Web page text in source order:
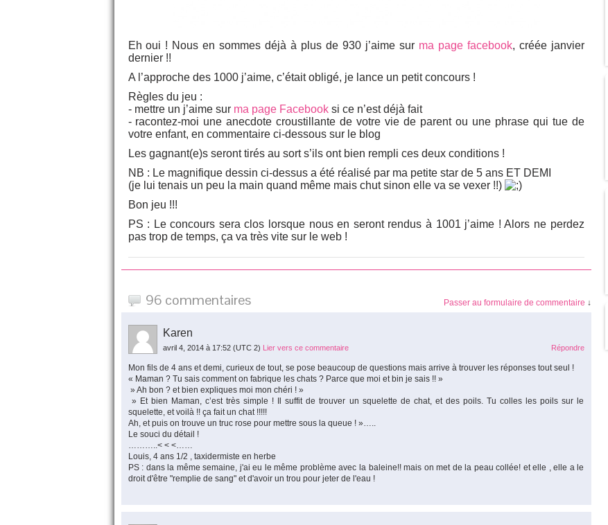
Eh oui ! Nous en sommes déjà à plus de 930 j’aime sur ma page facebook, créée janvier
dernier !!
A l’approche des 1000 j’aime, c’était obligé, je lance un petit concours !
Règles du jeu :
- mettre un j’aime sur ma page Facebooksi ce n’est déjà fait
- racontez-moi une anecdote croustillante de votre vie de parent ou une phrase qui tue de
votre enfant, en commentaire ci-dessous sur le blog
Les gagnant(e)s seront tirés au sort s’ils ont bien rempli ces deux conditions !
NB : Le magnifique dessin ci-dessus a été réalisé par ma petite star de 5 ans ET DEMI
(je lui tenais un peu la main quand même mais chut sinon elle va se vexer !!)
Bon jeu !!!
PS : Le concours sera clos lorsque nous en seront rendus à 1001 j’aime ! Alors ne perdez
pas trop de temps, ça va très vite sur le web !
96 commentaires Passer au formulaire de commentaire ↓
Karen
avril 4, 2014 à 17:52 (UTC 2) Lier vers ce commentaire Répondre
Mon fils de 4 ans et demi, curieux de tout, se pose beaucoup de questions mais arrive à trouver les réponses tout seul !
« Maman ? Tu sais comment on fabrique les chats ? Parce que moi et bin je sais !! »
» Ah bon ? et bien expliques moi mon chéri ! »
» Et bien Maman, c’est très simple ! Il suffit de trouver un squelette de chat, et des poils. Tu colles les poils sur le
squelette, et voilà !! ça fait un chat !!!!!
Ah, et puis on trouve un truc rose pour mettre sous la queue ! »…..
Le souci du détail !
………..< < <……
Louis, 4 ans 1/2 , taxidermiste en herbe
PS : dans la même semaine, j'ai eu le même problème avec la baleine!! mais on met de la peau collée! et elle , elle a le
droit d'être "remplie de sang" et d'avoir un trou pour jeter de l'eau !